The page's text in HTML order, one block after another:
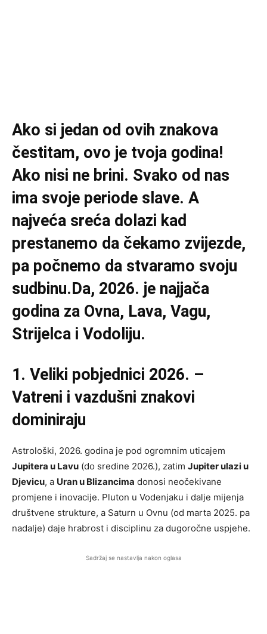
Ako si jedan od ovih znakova
čestitam, ovo je tvoja godina!
Ako nisi ne brini. Svako od nas
ima svoje periode slave. A
najveća sreća dolazi kad
prestanemo da čekamo zvijezde,
pa počnemo da stvaramo svoju
sudbinu.Da, 2026. je najjača
godina za Ovna, Lava, Vagu,
Strijelca i Vodoliju.
1. Veliki pobjednici 2026. –
Vatreni i vazdušni znakovi
dominiraju
Astrološki, 2026. godina je pod ogromnim uticajem
Jupitera u Lavu (do sredine 2026.), zatim Jupiter ulazi u
Djevicu, a Uran u Blizancima donosi neočekivane
promjene i inovacije. Pluton u Vodenjaku i dalje mijenja
društvene strukture, a Saturn u Ovnu (od marta 2025. pa
nadalje) daje hrabrost i disciplinu za dugoročne uspjehe.
Sadržaj se nastavlja nakon oglasa